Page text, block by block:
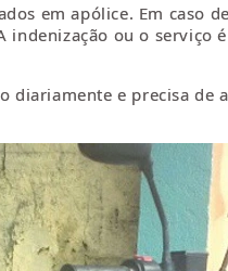
em apólice. Em caso
ou o serviço
diariamente e precisa